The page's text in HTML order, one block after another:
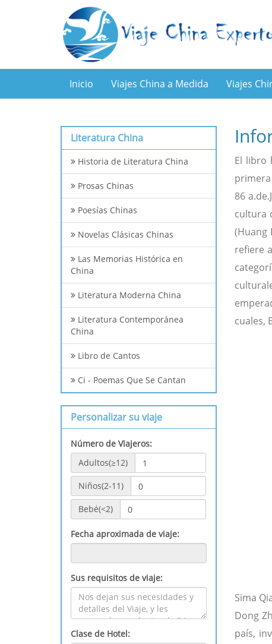
Inicio Viajes China a Medida Viajes
El libro
86
cultura
(Huang
refiere
cuales,
Sima
Dong
país,
Literatura China
Historia de Literatura China
Prosas Chinas
Poesías Chinas
Novelas Clásicas Chinas
Las Memorias Histórica en
China
Literatura Moderna China
Literatura Contemporánea
China
Libro de Cantos
Ci - Poemas Que Se Cantan
Personalizar su viaje
Número de Viajeros:
Adultos(≥12)
Niños(2-11)
Bebé(<2)
Fecha aproximada de viaje:
Sus requisitos de viaje:
Clase de Hotel: